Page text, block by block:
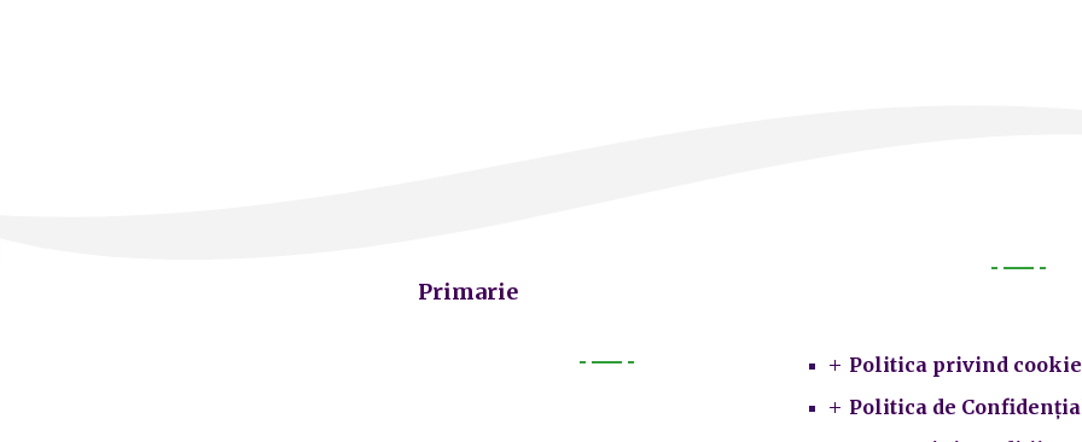
Primarie
Politica privind
Politica de